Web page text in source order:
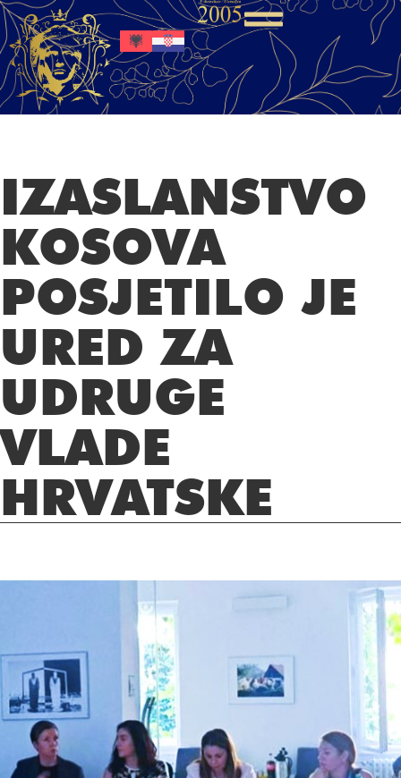
IZASLANSTVO
KOSOVA
POSJETILO JE
URED ZA
UDRUGE
VLADE
HRVATSKE